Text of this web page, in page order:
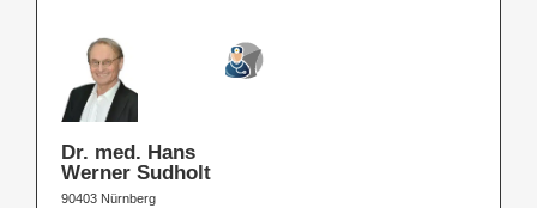
Dr. med. Hans
Werner Sudholt
90403 Nürnberg